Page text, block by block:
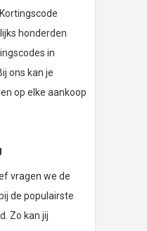
honderden
in
ons kan je
op elke aankoop
vragen we de
de populairste
Zo kan jij